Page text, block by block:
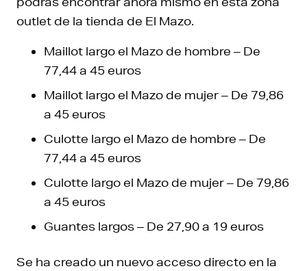
outlet de la tienda de El Mazo.
Maillot largo el Mazo de hombre – De
77,44 a 45 euros
Maillot largo el Mazo de mujer – De 79,86
a 45 euros
Culotte largo el Mazo de hombre – De
77,44 a 45 euros
Culotte largo el Mazo de mujer – De 79,86
a 45 euros
Guantes largos – De 27,90 a 19 euros
Se ha creado un nuevo acceso directo en la